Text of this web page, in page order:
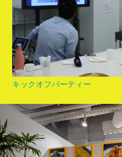
キックオフパーティー